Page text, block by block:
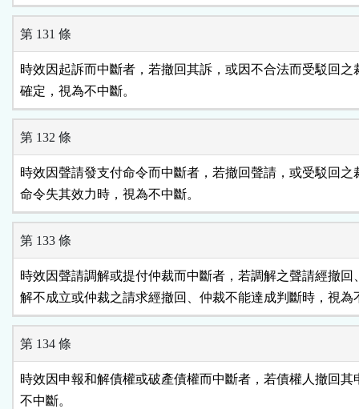
第 131 條
時效因起訴而中斷者，若撤回其訴，或因不合法而受駁回之
確定，視為不中斷。
第 132 條
時效因聲請發支付命令而中斷者，若撤回聲請，或受駁回之
命令失其效力時，視為不中斷。
第 133 條
時效因聲請調解或提付仲裁而中斷者，若調解之聲請經撤回
解不成立或仲裁之請求經撤回、仲裁不能達成判斷時，視為
第 134 條
時效因申報和解債權或破產債權而中斷者，若債權人撤回其
不中斷。